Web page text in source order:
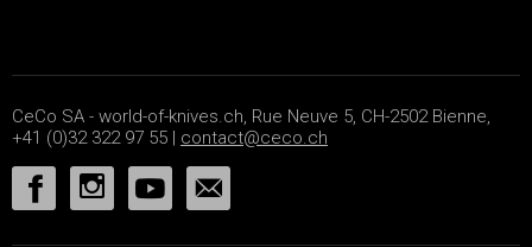
CeCo SA - world-of-knives.ch, Rue Neuve 5, CH-2502 Bienne,
+41 (0)32 322 97 55 | contact@ceco.ch